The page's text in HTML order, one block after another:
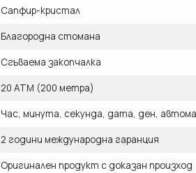
Сапфир-кристал
Благородна стомана
Сгъваема закопчалка
20 ATM (200 метра)
Час, минута, секунда, дата, ден,
2 години международна гаранция
Оригинален продукт с доказан произход